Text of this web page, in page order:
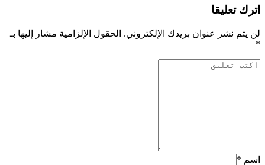
اترك تعليقا
لن يتم نشر عنوان بريدك الإلكتروني. الحقول الإلزامية مشار إليها بـ
*
اسم *